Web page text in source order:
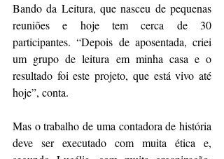
Bando da Leitura, que nasceu de pequenas
reuniões e hoje tem cerca de 30
participantes. “Depois de aposentada, criei
um grupo de leitura em minha casa e o
resultado foi este projeto, que está vivo até
hoje”, conta.
Mas o trabalho de uma contadora de história
deve ser executado com muita ética e,